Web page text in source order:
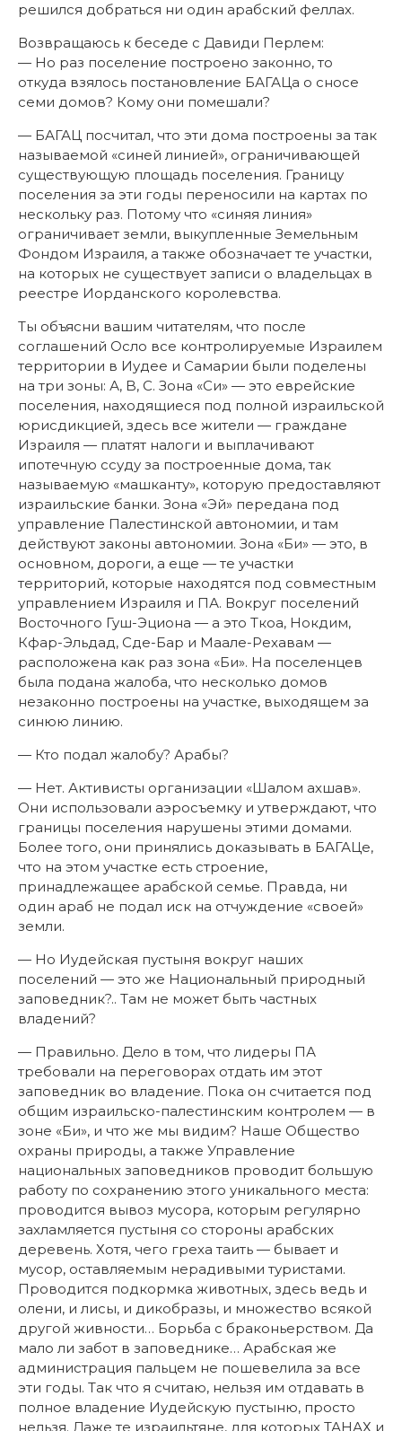
решился добраться ни один арабский феллах.
Возвращаюсь к беседе с Давиди Перлем:
— Но раз поселение построено законно, то
откуда взялось постановление БАГАЦа о сносе
семи домов? Кому они помешали?
— БАГАЦ посчитал, что эти дома построены за так
называемой «синей линией», ограничивающей
существующую площадь поселения. Границу
поселения за эти годы переносили на картах по
нескольку раз. Потому что «синяя линия»
ограничивает земли, выкупленные Земельным
Фондом Израиля, а также обозначает те участки,
на которых не существует записи о владельцах в
реестре Иорданского королевства.
Ты объясни вашим читателям, что после
соглашений Осло все контролируемые Израилем
территории в Иудее и Самарии были поделены
на три зоны: А, B, С. Зона «Си» — это еврейские
поселения, находящиеся под полной израильской
юрисдикцией, здесь все жители — граждане
Израиля — платят налоги и выплачивают
ипотечную ссуду за построенные дома, так
называемую «машканту», которую предоставляют
израильские банки. Зона «Эй» передана под
управление Палестинской автономии, и там
действуют законы автономии. Зона «Би» — это, в
основном, дороги, а еще — те участки
территорий, которые находятся под совместным
управлением Израиля и ПА. Вокруг поселений
Восточного Гуш-Эциона — а это Ткоа, Нокдим,
Кфар-Эльдад, Сде-Бар и Маале-Рехавам —
расположена как раз зона «Би». На поселенцев
была подана жалоба, что несколько домов
незаконно построены на участке, выходящем за
синюю линию.
— Кто подал жалобу? Арабы?
— Нет. Активисты организации «Шалом ахшав».
Они использовали аэросъемку и утверждают, что
границы поселения нарушены этими домами.
Более того, они принялись доказывать в БАГАЦе,
что на этом участке есть строение,
принадлежащее арабской семье. Правда, ни
один араб не подал иск на отчуждение «своей»
земли.
— Но Иудейская пустыня вокруг наших
поселений — это же Национальный природный
заповедник?.. Там не может быть частных
владений?
— Правильно. Дело в том, что лидеры ПА
требовали на переговорах отдать им этот
заповедник во владение. Пока он считается под
общим израильско-палестинским контролем — в
зоне «Би», и что же мы видим? Наше Общество
охраны природы, а также Управление
национальных заповедников проводит большую
работу по сохранению этого уникального места:
проводится вывоз мусора, которым регулярно
захламляется пустыня со стороны арабских
деревень. Хотя, чего греха таить — бывает и
мусор, оставляемым нерадивыми туристами.
Проводится подкормка животных, здесь ведь и
олени, и лисы, и дикобразы, и множество всякой
другой живности… Борьба с браконьерством. Да
мало ли забот в заповеднике… Арабская же
администрация пальцем не пошевелила за все
эти годы. Так что я считаю, нельзя им отдавать в
полное владение Иудейскую пустыню, просто
нельзя. Даже те израильтяне, для которых ТАНАХ и